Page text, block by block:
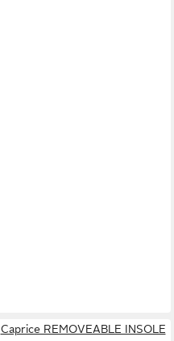
Caprice REMOVEABLE INSOLE